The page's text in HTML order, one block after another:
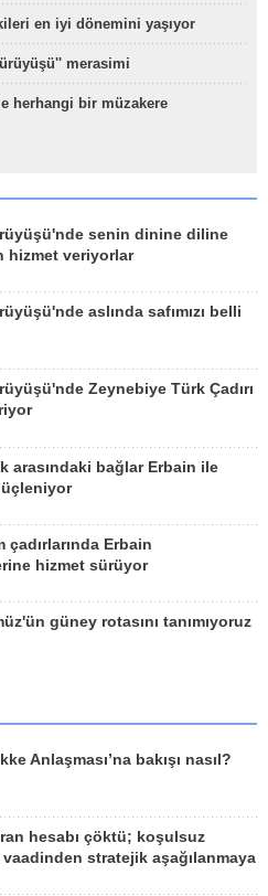
en iyi dönemini yaşıyor
merasimi
herhangi bir müzakere
senin dinine diline
hizmet veriyorlar
aslında safımızı belli
Zeynebiye Türk Çadırı
arasındaki bağlar Erbain ile
çadırlarında Erbain
hizmet sürüyor
güney rotasını tanımıyoruz
Anlaşması’na bakışı nasıl?
hesabı çöktü; koşulsuz
stratejik aşağılanmaya